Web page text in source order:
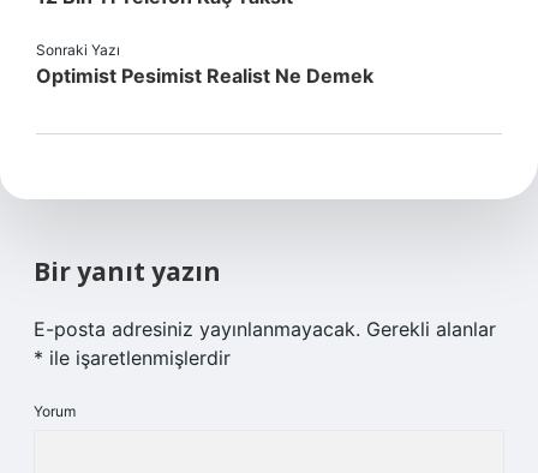
Sonraki Yazı
Optimist Pesimist Realist Ne Demek
Bir yanıt yazın
E-posta adresiniz yayınlanmayacak. Gerekli alanlar
* ile işaretlenmişlerdir
Yorum